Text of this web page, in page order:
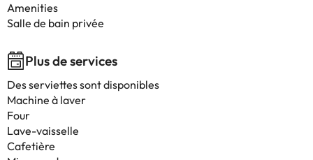
Amenities
Salle de bain privée
Plus de services
Des serviettes sont disponibles
Machine à laver
Four
Lave-vaisselle
Cafetière